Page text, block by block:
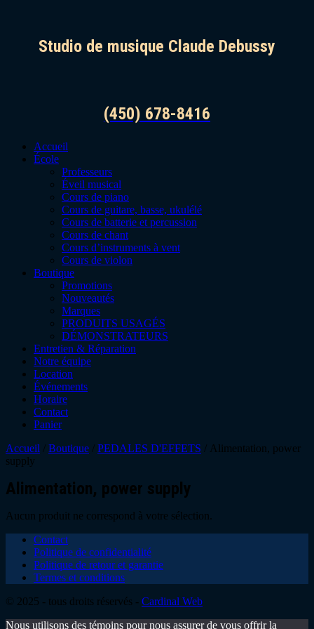
Studio de musique Claude Debussy
(450) 678-8416
Accueil
École
Professeurs
Éveil musical
Cours de piano
Cours de guitare, basse, ukulélé
Cours de batterie et percussion
Cours de chant
Cours d’instruments à vent
Cours de violon
Boutique
Promotions
Nouveautés
Marques
PRODUITS USAGÉS
DÉMONSTRATEURS
Entretien & Réparation
Notre équipe
Location
Événements
Horaire
Contact
Panier
Accueil / Boutique / PEDALES D'EFFETS / Alimentation, power
supply
Alimentation, power supply
Aucun produit ne correspond à votre sélection.
Contact
Politique de confidentialité
Politique de retour et garantie
Termes et conditions
© 2025 - tous droits réservés - Cardinal Web
Nous utilisons des témoins pour nous assurer de vous offrir la